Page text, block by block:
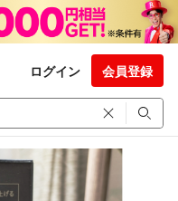
ログイン 会員登録